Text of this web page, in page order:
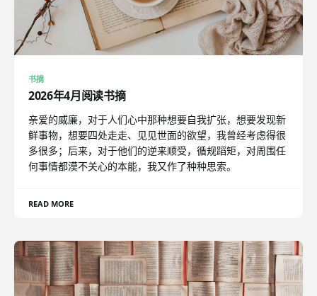
书摘
2026年4月阅读书摘
亲爱的威廉，对于人们心中那种想要自我扩张，想要发现新
鲜事物，想要四处走走、见见世面的欲望，我曾经考虑得很
多很多；后来，对于他们的逆来顺受，循规蹈矩，对周围任
何事情都漠不关心的本能，我又作了种种思索。
READ MORE